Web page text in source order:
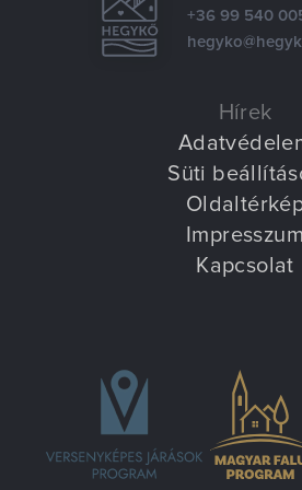
Villa Igku Kft.
Dokumentumok
+36 99 540
Hírek
Süti
Impresszum
Kapcsolat